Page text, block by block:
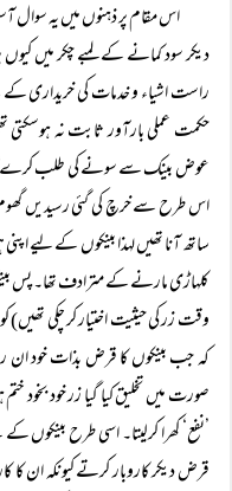
اس مقام پر ذہنوں میں یہ سوال
دیکر سود کمانے کے لمبے چکر میں
راست اشیاء و خدمات کی خریداری
حکمت عملی بارآور ثابت نہ ہوسکتی
عوض بینک سے سونے کی طلب کرے گا
اس طرح سے خرچ کی گئی رسیدیں
ساتھ آنا تھیں لہذا بینکوں کے لیے
کلہاڑی مارنے کے مترادف تھا۔ پس
وقت زر کی حیثیت اختیار کر چکی
کہ جب بینکوں کا قرض بذات خود ان
صورت میں تخلیق کیا گیا زر خود بخود
’نفع‘ کھرا کرلیتا۔ اسی طرح بینکوں
قرض دیکر کاروبار کرتے کیونکہ ان